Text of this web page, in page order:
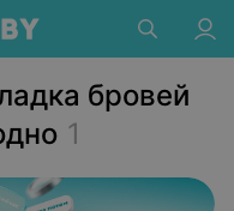
бровей
1